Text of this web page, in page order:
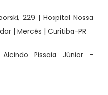
229 | Hospital Nossa
| Mercês | Curitiba-PR
Pissaia Júnior –